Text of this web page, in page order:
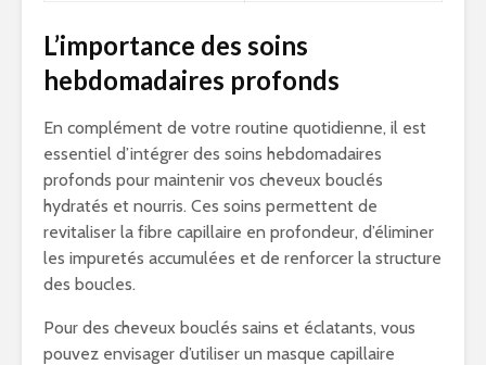
L’importance des soins
hebdomadaires profonds
En complément de votre routine quotidienne, il est
essentiel d’intégrer des soins hebdomadaires
profonds pour maintenir vos cheveux bouclés
hydratés et nourris. Ces soins permettent de
revitaliser la fibre capillaire en profondeur, d’éliminer
les impuretés accumulées et de renforcer la structure
des boucles.
Pour des cheveux bouclés sains et éclatants, vous
pouvez envisager d’utiliser un masque capillaire